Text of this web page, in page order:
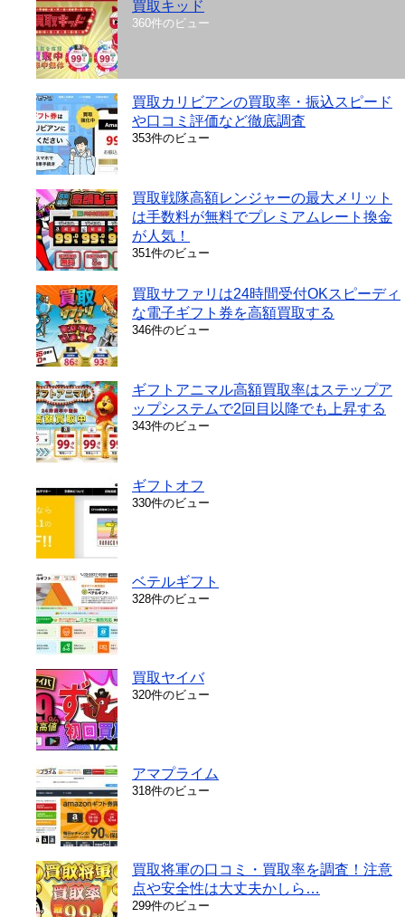
買取キッド
360件のビュー
買取カリビアンの買取率・振込スピード
や口コミ評価など徹底調査
353件のビュー
買取戦隊高額レンジャーの最大メリット
は手数料が無料でプレミアムレート換金
が人気！
351件のビュー
買取サファリは24時間受付OKスピーディ
な電子ギフト券を高額買取する
346件のビュー
ギフトアニマル高額買取率はステップア
ップシステムで2回目以降でも上昇する
343件のビュー
ギフトオフ
330件のビュー
ベテルギフト
328件のビュー
買取ヤイバ
320件のビュー
アマプライム
318件のビュー
買取将軍の口コミ・買取率を調査！注意
点や安全性は大丈夫かしら…
299件のビュー